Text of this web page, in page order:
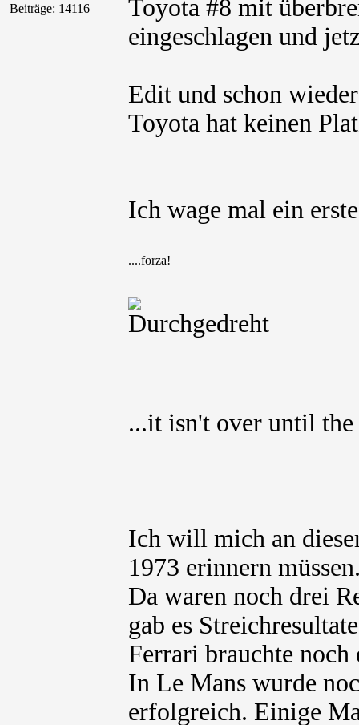
Beiträge: 14116
Toyota #8 mit
eingeschlagen und
Edit und schon
Toyota hat keinen
Ich wage mal ein
....forza!
...it isn't over until
Ich will mich an
1973 erinnern
Da waren noch drei
gab es
Ferrari brauchte noch
In Le Mans wurde
erfolgreich. Einige